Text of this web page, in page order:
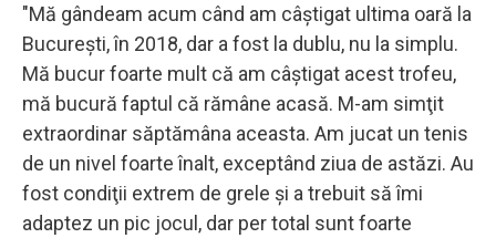
"Mă gândeam acum când am câştigat ultima oară la
Bucureşti, în 2018, dar a fost la dublu, nu la simplu.
Mă bucur foarte mult că am câştigat acest trofeu,
mă bucură faptul că rămâne acasă. M-am simţit
extraordinar săptămâna aceasta. Am jucat un tenis
de un nivel foarte înalt, exceptând ziua de astăzi. Au
fost condiţii extrem de grele şi a trebuit să îmi
adaptez un pic jocul, dar per total sunt foarte